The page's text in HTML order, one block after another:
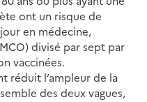
ont un risque de
en médecine,
divisé par sept par
vaccinées.
réduit l’ampleur de la
des deux vagues,